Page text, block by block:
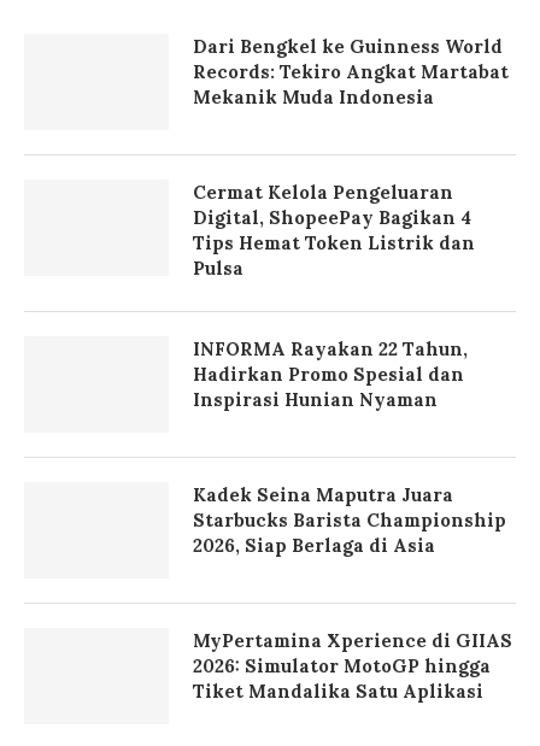
Dari Bengkel ke Guinness World
Records: Tekiro Angkat Martabat
Mekanik Muda Indonesia
Cermat Kelola Pengeluaran
Digital, ShopeePay Bagikan 4
Tips Hemat Token Listrik dan
Pulsa
INFORMA Rayakan 22 Tahun,
Hadirkan Promo Spesial dan
Inspirasi Hunian Nyaman
Kadek Seina Maputra Juara
Starbucks Barista Championship
2026, Siap Berlaga di Asia
MyPertamina Xperience di GIIAS
2026: Simulator MotoGP hingga
Tiket Mandalika Satu Aplikasi